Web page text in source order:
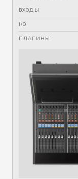
ВХОДЫ
I/O
ПЛАГИНЫ